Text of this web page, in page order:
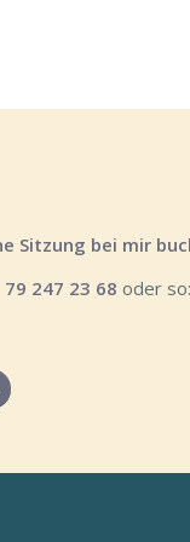
Sitzung bei mir
247 23 68 oder so: